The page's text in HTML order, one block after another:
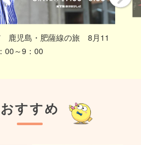
鹿児島・肥薩線の旅 8月11
00～9：00
おすすめ